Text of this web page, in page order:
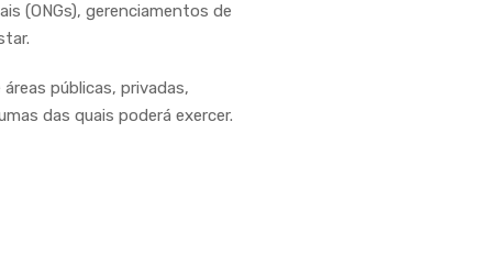
(ONGs), gerenciamentos de
públicas, privadas,
das quais poderá exercer.